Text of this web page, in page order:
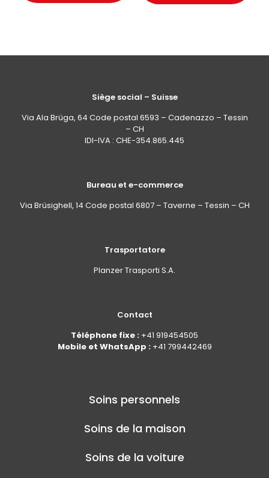
Siège social – Suisse
Via Ala Brüga, 64 Code postal 6593 – Cadenazzo – Tessin
– CH
IDI-IVA : CHE-354.865.445
Bureau et e-commerce
Via Brüsighell, 14 Code postal 6807 – Taverne – Tessin – CH
Trasportatore
Planzer Trasporti S.A.
Contact
Téléphone fixe : +41 919454505
Mobile et WhatsApp : +41 799442469
Soins personnels
Soins de la maison
Soins de la voiture